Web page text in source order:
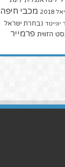
2018 מכבי חיפה
נבחרת ישראל
הזווית פרמייר